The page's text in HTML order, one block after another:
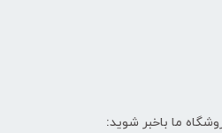
ما باخبر شوید: